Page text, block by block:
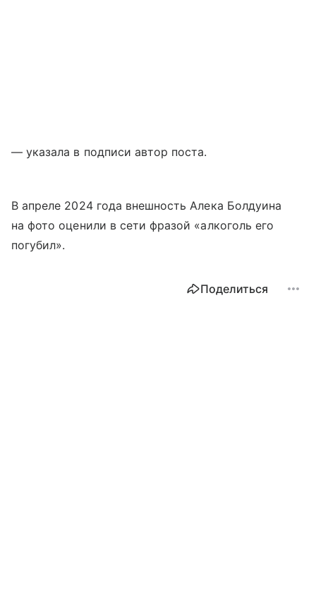
— указала в подписи автор поста.
В апреле 2024 года внешность Алека Болдуина
на фото оценили в сети фразой «алкоголь его
погубил».
Поделиться